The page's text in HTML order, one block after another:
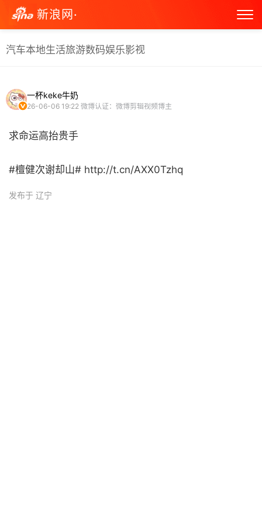
新浪网·
汽车本地生活旅游数码娱乐影视
一杯keke牛奶
26-06-06 19:22 微博认证：微博剪辑视频博主
求命运高抬贵手
#檀健次谢却山# http://t.cn/AXX0Tzhq ​
发布于 辽宁